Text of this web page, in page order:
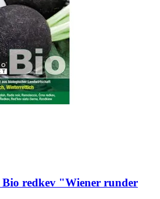
Bio redkev "Wiener runder